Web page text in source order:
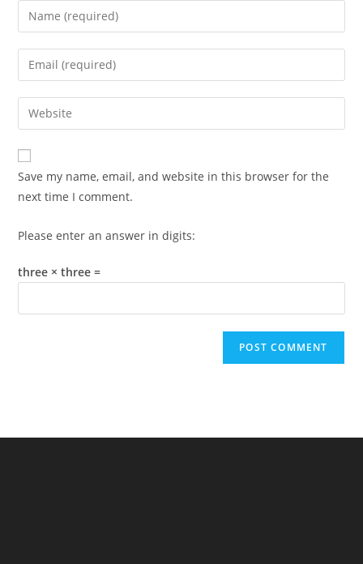
Enter
your
name
comment
Enter
your
email
address
comment
Enter
your
website
URL
(optional)
Save my name, email, and website in this browser for the
next time I comment.
Please enter an answer in digits:
three × three =